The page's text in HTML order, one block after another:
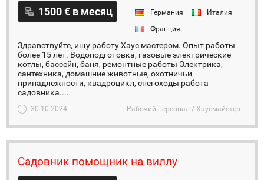
1500 € в месяц Германия
Италия
Франция
Здравствуйте, ищу работу Хаус мастером. Опыт работы
более 15 лет. Водоподготовка, газовые электрические
котлы, бассейн, баня, ремонтные работы Электрика,
сантехника, домашние животные, охотничьи
принадлежности, квадроцикл, снегоходы работа
садовника....
30.10.2024 Рабочий персонал / Хаусмайстер
Садовник помощник на виллу